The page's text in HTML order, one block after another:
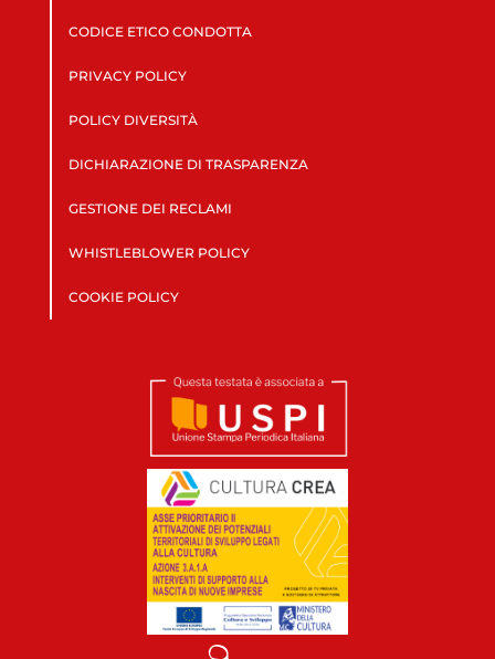
CODICE ETICO CONDOTTA
PRIVACY POLICY
POLICY DIVERSITÀ
DICHIARAZIONE DI TRASPARENZA
GESTIONE DEI RECLAMI
WHISTLEBLOWER POLICY
COOKIE POLICY